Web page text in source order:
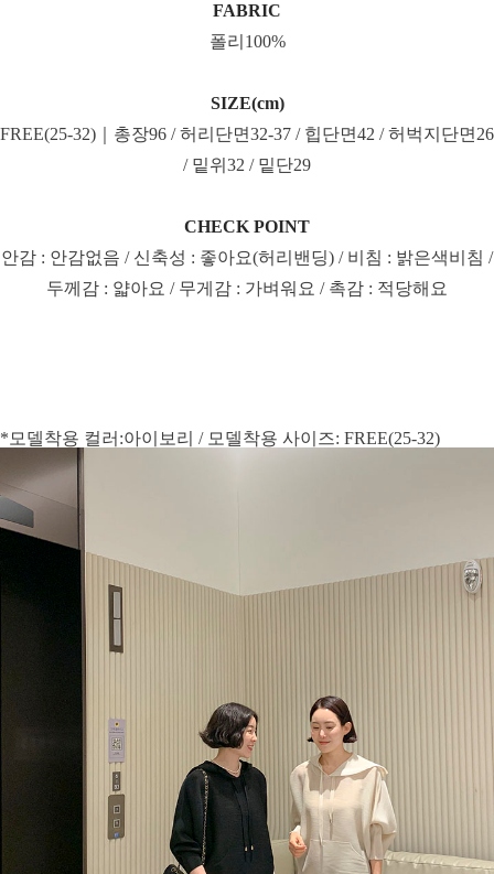
FABRIC
폴리100%
SIZE(cm)
FREE(25-32)｜총장96 / 허리단면32-37 / 힙단면42 / 허벅지단면26
/ 밑위32 / 밑단29
CHECK POINT
안감 : 안감없음 / 신축성 : 좋아요(허리밴딩) / 비침 : 밝은색비침 /
두께감 : 얇아요 / 무게감 : 가벼워요 / 촉감 : 적당해요
*모델착용 컬러:아이보리 / 모델착용 사이즈: FREE(25-32)